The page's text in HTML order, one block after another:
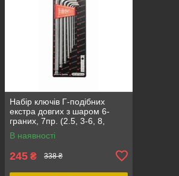
Набір ключів Г-подібних
екстра довгих з шаром 6-
граних, 7пр. (2.5, 3-6, 8,
10мм) Forsage F-5072XLB
В наявності
245 ₴ 338 ₴